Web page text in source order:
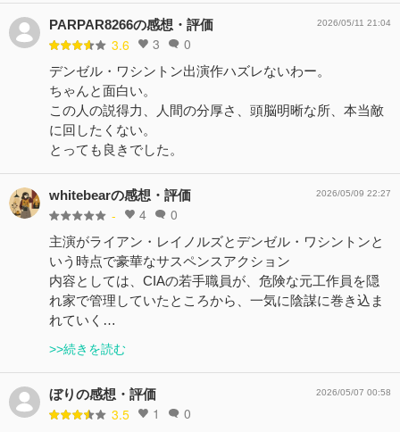
PARPAR8266の感想・評価
3.6 3 0
2026/05/11 21:04
デンゼル・ワシントン出演作ハズレないわー。
ちゃんと面白い。
この人の説得力、人間の分厚さ、頭脳明晰な所、本当敵
に回したくない。
とっても良きでした。
whitebearの感想・評価
- 4 0
2026/05/09 22:27
主演がライアン・レイノルズとデンゼル・ワシントンと
いう時点で豪華なサスペンスアクション
内容としては、CIAの若手職員が、危険な元工作員を隠
れ家で管理していたところから、一気に陰謀に巻き込ま
れていく…
>>続きを読む
ぼりの感想・評価
3.5 1 0
2026/05/07 00:58